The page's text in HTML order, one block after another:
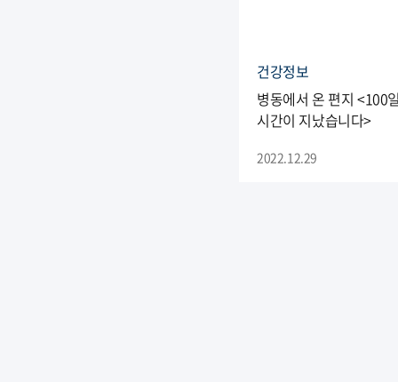
건강정보
병동에서 온 편지 <100
시간이 지났습니다>
2022.12.29